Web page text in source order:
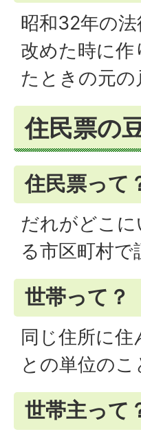
昭和32年の
改めた時に
たときの元の
住民票の
住民票って
だれがどこ
る市区町村で
世帯って？
同じ住所に
との単位のこ
世帯主って